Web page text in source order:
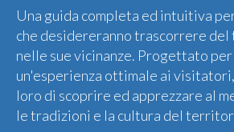
Una guida completa ed intuitiva
che desidereranno trascorrere del
nelle sue vicinanze. Progettato
un'esperienza ottimale ai
loro di scoprire ed apprezzare al
le tradizioni e la cultura del